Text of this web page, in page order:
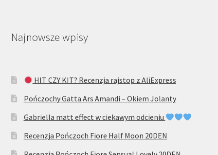
Najnowsze wpisy
HIT CZY KIT? Recenzja rajstop z AliExpress
Pończochy Gatta Ars Amandi – Okiem Jolanty
Gabriella matt effect w ciekawym odcieniu
Recenzja Pończoch Fiore Half Moon 20DEN